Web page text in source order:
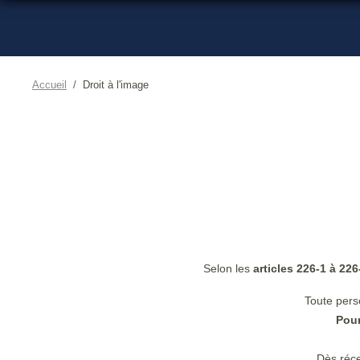
Accueil Droit à l'image
Selon les articles 226-1 à
Toute